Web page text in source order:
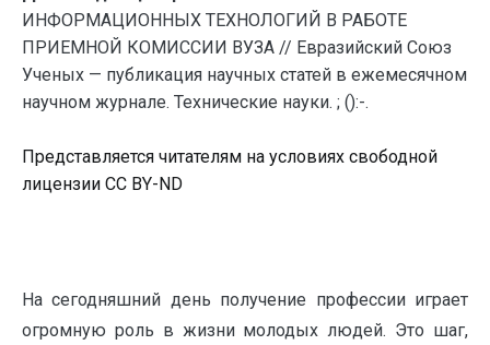
ИНФОРМАЦИОННЫХ ТЕХНОЛОГИЙ В РАБОТЕ
ПРИЕМНОЙ КОМИССИИ ВУЗА // Евразийский Союз
Ученых — публикация научных статей в ежемесячном
научном журнале. Технические науки. ; ():-.
Представляется читателям на условиях свободной
лицензии CC BY-ND
На сегодняшний день получение профессии играет
огромную роль в жизни молодых людей. Это шаг,